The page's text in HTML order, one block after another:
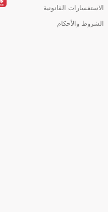
الاستفسارات القانونية
الشروط والأحكام